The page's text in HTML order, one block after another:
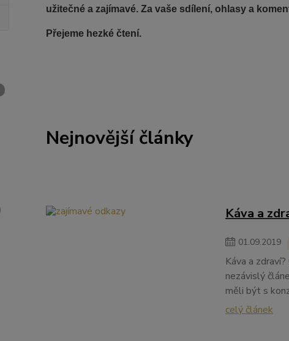
užitečné a zajímavé. Za vaše sdílení, ohlasy a
Přejeme hezké čtení.
Nejnovější články
Káva a
01.09.2019
Káva a
nezávislý
měli být s
celý článek